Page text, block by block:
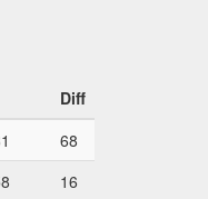
Diff
68
16